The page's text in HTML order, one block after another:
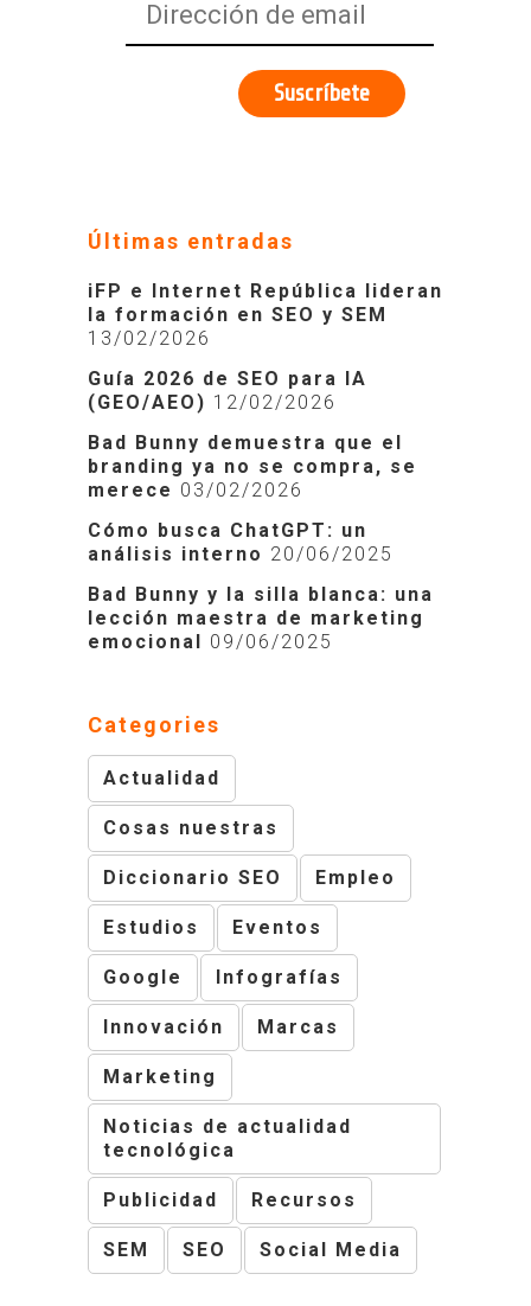
Últimas entradas
iFP e Internet República lideran
la formación en SEO y SEM
13/02/2026
Guía 2026 de SEO para IA
(GEO/AEO) 12/02/2026
Bad Bunny demuestra que el
branding ya no se compra, se
merece 03/02/2026
Cómo busca ChatGPT: un
análisis interno 20/06/2025
Bad Bunny y la silla blanca: una
lección maestra de marketing
emocional 09/06/2025
Categories
Actualidad
Cosas nuestras
Diccionario SEO Empleo
Estudios Eventos
Google Infografías
Innovación Marcas
Marketing
Noticias de actualidad
tecnológica
Publicidad Recursos
SEM SEO Social Media